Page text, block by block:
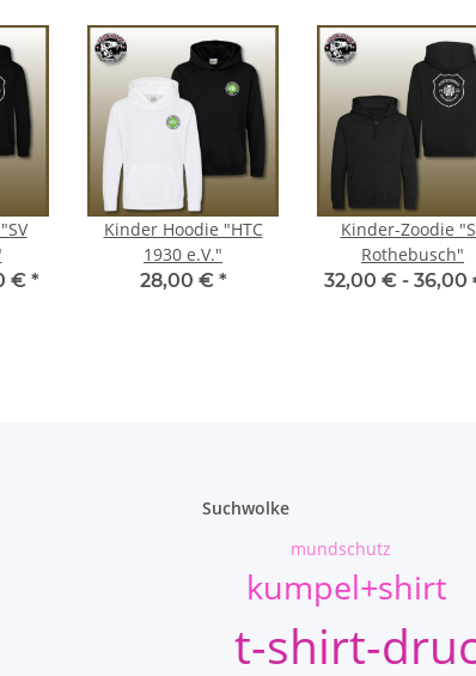
€ *
Kinder Hoodie "HTC
1930 e.V."
28,00 € *
Kinder-Zoodie
Rothebusch"
32,00 € - 36,00
Suchwolke
t-shirt-
kumpel+shirt
mundschutz